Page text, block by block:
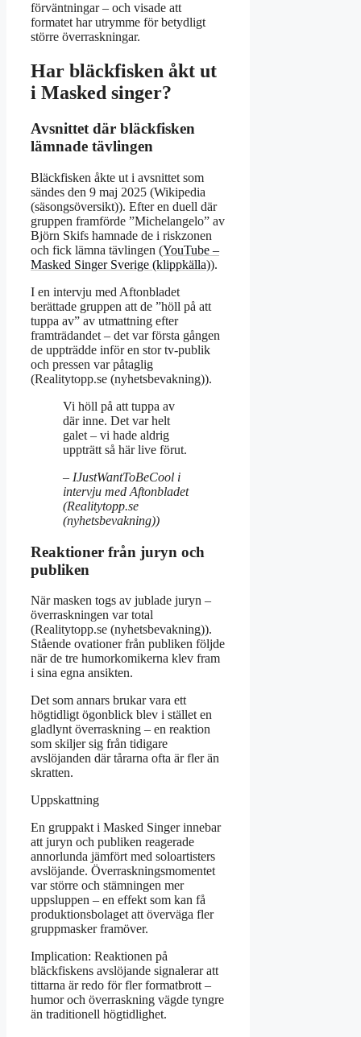
förväntningar – och visade att
formatet har utrymme för betydligt
större överraskningar.
Har bläckfisken åkt ut
i Masked singer?
Avsnittet där bläckfisken
lämnade tävlingen
Bläckfisken åkte ut i avsnittet som
sändes den 9 maj 2025 (Wikipedia
(säsongsöversikt)). Efter en duell där
gruppen framförde ”Michelangelo” av
Björn Skifs hamnade de i riskzonen
och fick lämna tävlingen (YouTube –
Masked Singer Sverige (klippkälla)).
I en intervju med Aftonbladet
berättade gruppen att de ”höll på att
tuppa av” av utmattning efter
framträdandet – det var första gången
de uppträdde inför en stor tv-publik
och pressen var påtaglig
(Realitytopp.se (nyhetsbevakning)).
Vi höll på att tuppa av
där inne. Det var helt
galet – vi hade aldrig
uppträtt så här live förut.
– IJustWantToBeCool i
intervju med Aftonbladet
(Realitytopp.se
(nyhetsbevakning))
Reaktioner från juryn och
publiken
När masken togs av jublade juryn –
överraskningen var total
(Realitytopp.se (nyhetsbevakning)).
Stående ovationer från publiken följde
när de tre humorkomikerna klev fram
i sina egna ansikten.
Det som annars brukar vara ett
högtidligt ögonblick blev i stället en
gladlynt överraskning – en reaktion
som skiljer sig från tidigare
avslöjanden där tårarna ofta är fler än
skratten.
Uppskattning
En gruppakt i Masked Singer innebar
att juryn och publiken reagerade
annorlunda jämfört med soloartisters
avslöjande. Överraskningsmomentet
var större och stämningen mer
uppsluppen – en effekt som kan få
produktionsbolaget att överväga fler
gruppmasker framöver.
Implication: Reaktionen på
bläckfiskens avslöjande signalerar att
tittarna är redo för fler formatbrott –
humor och överraskning vägde tyngre
än traditionell högtidlighet.